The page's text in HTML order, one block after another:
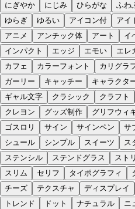
にぎやか
にじみ ひらがな ふわ
ゆらぎ
ゆるい アイコン付 アイ
アニメ
アンチック体 アート イ
インパクト
エッジ エモい エレ
カフェ
カラーフォント カリグラ
ガーリー
キャッチー キャラクタ
ギャル文字
クラシック クラフト
クレヨン
グッズ制作 グリフウィ
ゴスロリ
サイン サインペン サ
シュール
シンプル スイーツ ス
ステンシル
ステンドグラス スト
スリム
セリフ タイポグラフィ
チーズ
テクスチャ ディスプレイ
トレンド
ドット ナチュラル ニ